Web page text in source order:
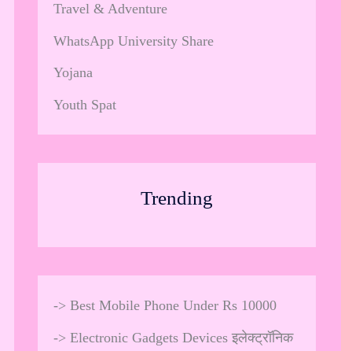
Travel & Adventure
WhatsApp University Share
Yojana
Youth Spat
Trending
-> Best Mobile Phone Under Rs 10000
-> Electronic Gadgets Devices इलेक्ट्रॉनिक